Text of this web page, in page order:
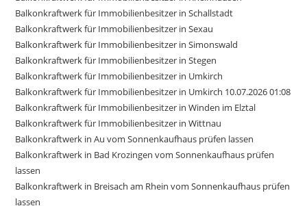
Balkonkraftwerk für Immobilienbesitzer in Schallstadt
Balkonkraftwerk für Immobilienbesitzer in Sexau
Balkonkraftwerk für Immobilienbesitzer in Simonswald
Balkonkraftwerk für Immobilienbesitzer in Stegen
Balkonkraftwerk für Immobilienbesitzer in Umkirch
Balkonkraftwerk für Immobilienbesitzer in Umkirch 10.07.2026 01:08
Balkonkraftwerk für Immobilienbesitzer in Winden im Elztal
Balkonkraftwerk für Immobilienbesitzer in Wittnau
Balkonkraftwerk in Au vom Sonnenkaufhaus prüfen lassen
Balkonkraftwerk in Bad Krozingen vom Sonnenkaufhaus prüfen
lassen
Balkonkraftwerk in Breisach am Rhein vom Sonnenkaufhaus prüfen
lassen